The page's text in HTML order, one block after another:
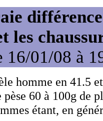
les
01/08 à
homme en 41.5
pèse 60 à 100g de
étant, en